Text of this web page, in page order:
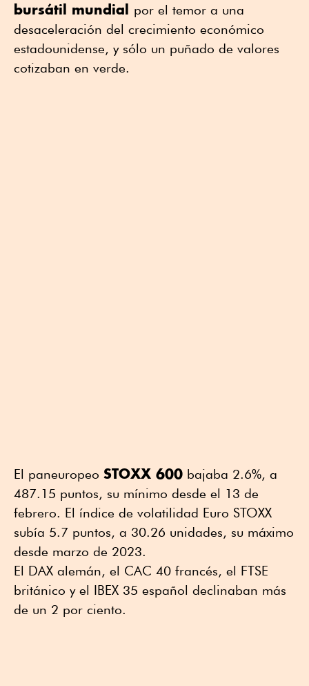
bursátil mundial por el temor a una
desaceleración del crecimiento económico
estadounidense, y sólo un puñado de valores
cotizaban en verde.
El paneuropeo STOXX 600 bajaba 2.6%, a
487.15 puntos, su mínimo desde el 13 de
febrero. El índice de volatilidad Euro STOXX
subía 5.7 puntos, a 30.26 unidades, su máximo
desde marzo de 2023.
El DAX alemán, el CAC 40 francés, el FTSE
británico y el IBEX 35 español declinaban más
de un 2 por ciento.